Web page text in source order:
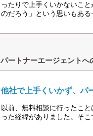
ったりで上手くいかないこ
のだろう」という思いもあ
パートナーエージェントへ
他社で上手くいかず、パ
以前、無料相談に行ったこ
った経緯がありました。そ